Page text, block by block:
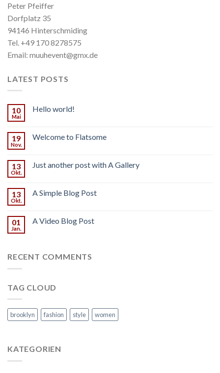
Peter Pfeiffer
Dorfplatz 35
94146 Hinterschmiding
Tel. +49 170 8278575
Email: muuhevent@gmx.de
LATEST POSTS
10
Mai
Hello world!
19
Nov.
Welcome to Flatsome
13
Okt.
Just another post with A Gallery
13
Okt.
A Simple Blog Post
01
Jan.
A Video Blog Post
RECENT COMMENTS
TAG CLOUD
brooklyn fashion style women
KATEGORIEN